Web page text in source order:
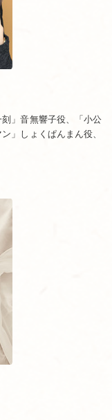
刻」音無響子役、「小公
」しょくぱんまん役、